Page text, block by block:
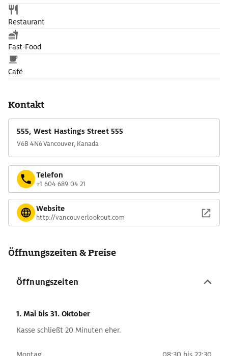
Restaurant
Fast-Food
Café
Kontakt
555, West Hastings Street 555
V6B 4N6 Vancouver, Kanada
Telefon
+1 604 689 04 21
Website
http://vancouverlookout.com
Öffnungszeiten & Preise
Öffnungszeiten
1. Mai bis 31. Oktober
Kasse schließt 20 Minuten eher.